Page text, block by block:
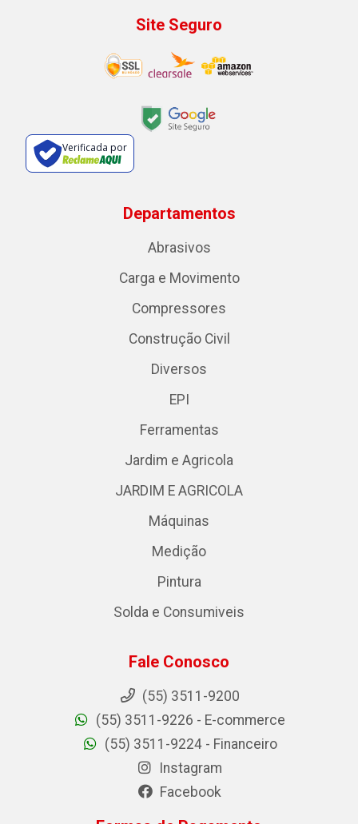
Site Seguro
Verificada por
Departamentos
Abrasivos
Carga e Movimento
Compressores
Construção Civil
Diversos
EPI
Ferramentas
Jardim e Agricola
JARDIM E AGRICOLA
Máquinas
Medição
Pintura
Solda e Consumiveis
Fale Conosco
(55) 3511-9200
(55) 3511-9226 - E-commerce
(55) 3511-9224 - Financeiro
Instagram
Facebook